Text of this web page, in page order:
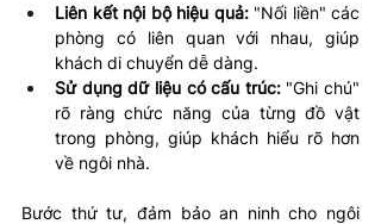
Liên kết nội bộ hiệu quả: "Nối liền" các
phòng có liên quan với nhau, giúp
khách di chuyển dễ dàng.
Sử dụng dữ liệu có cấu trúc: "Ghi chú"
rõ ràng chức năng của từng đồ vật
trong phòng, giúp khách hiểu rõ hơn
về ngôi nhà.
Bước thứ tư, đảm bảo an ninh cho ngôi